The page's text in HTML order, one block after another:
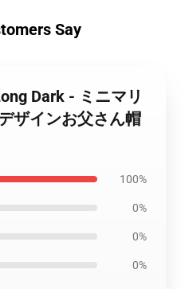
Say
Dark - ミニマリ
ザインお父さん帽
100%
0%
0%
0%